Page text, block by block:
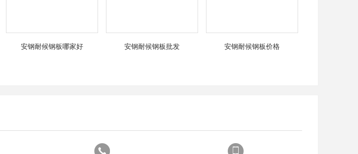
安钢耐候钢板哪家好 安钢耐候钢板批发 安钢耐候钢板价格